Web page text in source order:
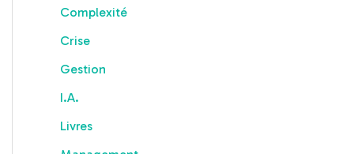
Complexité
Crise
Gestion
I.A.
Livres